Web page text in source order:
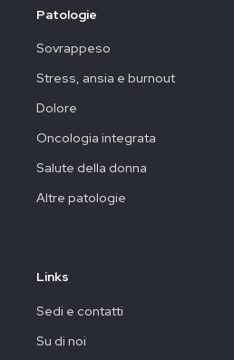
Patologie
Sovrappeso
Stress, ansia e burnout
Dolore
Oncologia integrata
Salute della donna
Altre patologie
Links
Sedi e contatti
Su di noi